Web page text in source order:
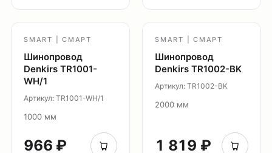
SMART | СМАРТ
Шинопровод
Denkirs TR1001-
WH/1
Артикул: TR1001-WH/1
1000 мм
966 ₽
SMART | СМАРТ
Шинопровод
Denkirs TR1002-BK
Артикул: TR1002-BK
2000 мм
1 819 ₽
Главная
Система Solid
Профиль Slott
Профиль Smart ONE
Светильники Flex
Светильники Inviz